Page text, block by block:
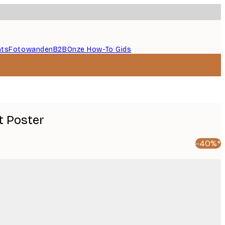
FotowandenB2BOnze How-To Gids
Poster
-40%*